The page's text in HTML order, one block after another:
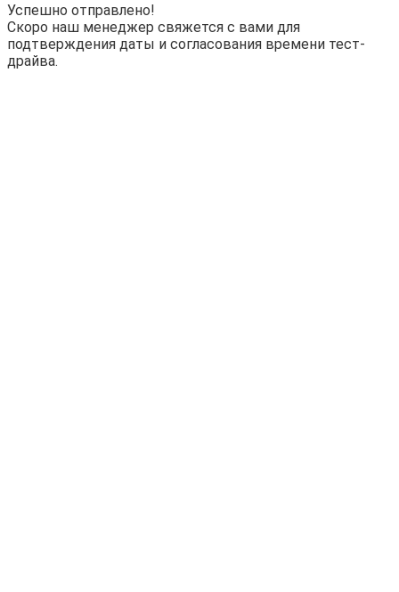
Успешно отправлено!
Скоро наш менеджер свяжется с вами для
подтверждения даты и согласования времени тест-
драйва.